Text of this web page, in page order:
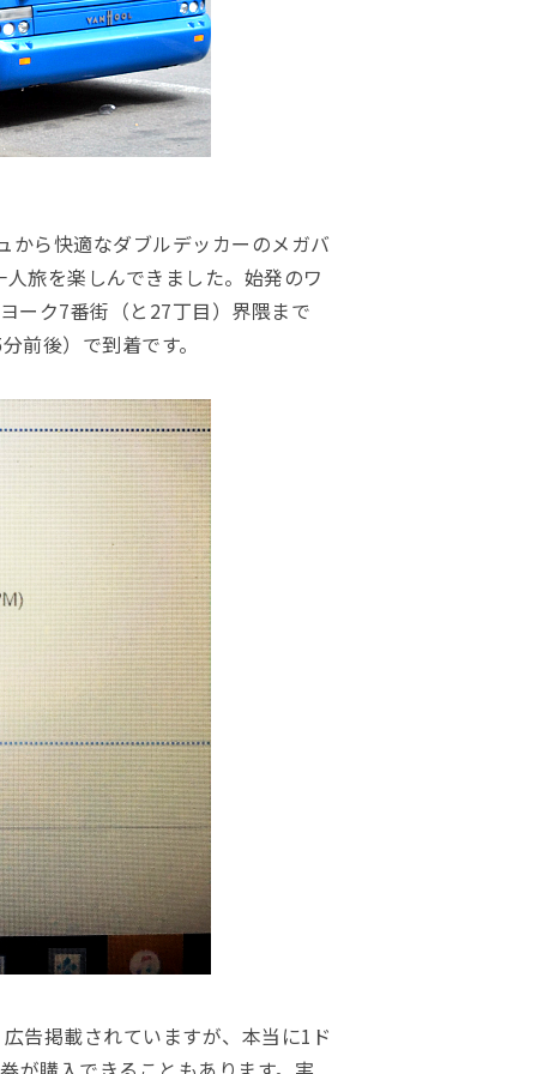
から快適なダブルデッカーのメガバ
旅を楽しんできました。始発のワ
ーク7番街（と27丁目）界隈まで
前後）で到着です。
告掲載されていますが、本当に1ド